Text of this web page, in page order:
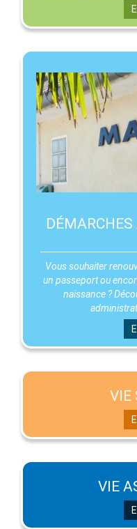
Vous souhaiter
un passeport ou
naissance ?
VIE
VIE